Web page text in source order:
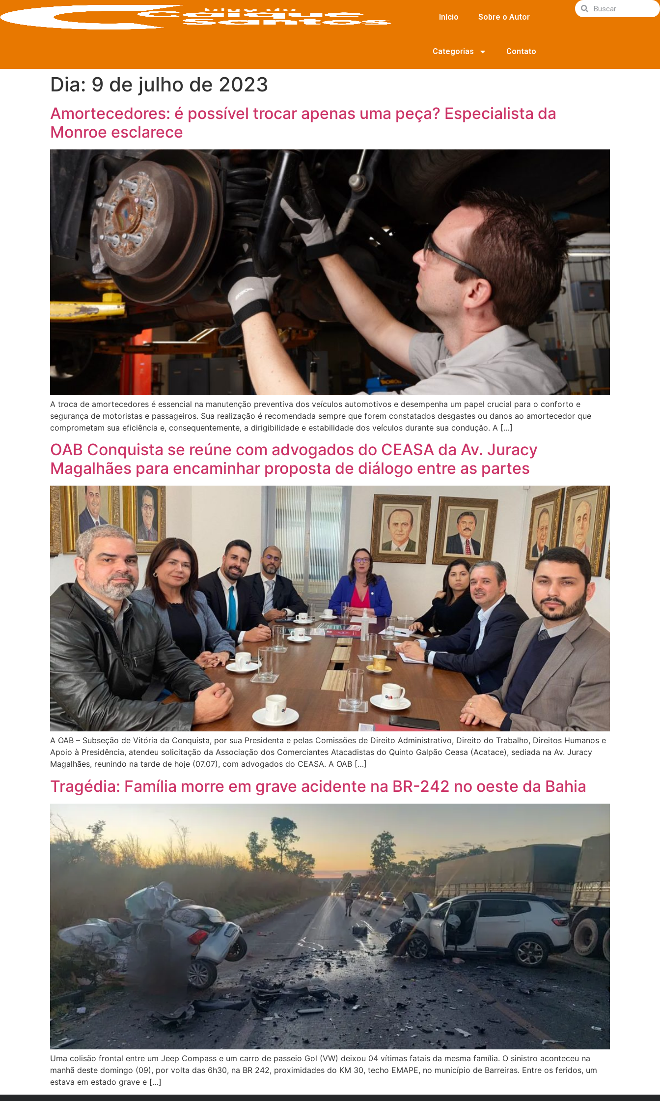
Início Sobre o Autor
Categorias Contato
Dia: 9 de julho de 2023
Amortecedores: é possível trocar apenas uma peça? Especialista da
Monroe esclarece
A troca de amortecedores é essencial na manutenção preventiva dos veículos automotivos e desempenha um papel crucial para o conforto e
segurança de motoristas e passageiros. Sua realização é recomendada sempre que forem constatados desgastes ou danos ao amortecedor que
comprometam sua eficiência e, consequentemente, a dirigibilidade e estabilidade dos veículos durante sua condução. A […]
OAB Conquista se reúne com advogados do CEASA da Av. Juracy
Magalhães para encaminhar proposta de diálogo entre as partes
A OAB – Subseção de Vitória da Conquista, por sua Presidenta e pelas Comissões de Direito Administrativo, Direito do Trabalho, Direitos Humanos e
Apoio à Presidência, atendeu solicitação da Associação dos Comerciantes Atacadistas do Quinto Galpão Ceasa (Acatace), sediada na Av. Juracy
Magalhães, reunindo na tarde de hoje (07.07), com advogados do CEASA. A OAB […]
Tragédia: Família morre em grave acidente na BR-242 no oeste da Bahia
Uma colisão frontal entre um Jeep Compass e um carro de passeio Gol (VW) deixou 04 vítimas fatais da mesma família. O sinistro aconteceu na
manhã deste domingo (09), por volta das 6h30, na BR 242, proximidades do KM 30, techo EMAPE, no município de Barreiras. Entre os feridos, um
estava em estado grave e […]